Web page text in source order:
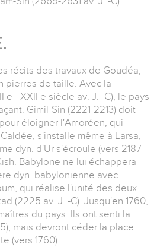
récits des travaux de Goudéa,
pierres de taille. Avec la
e - XXII e siècle av. J. -C), le pays
Gimil-Sin (2221-2213) doit
éloigner l'Amoréen, qui
s'installe même à Larsa,
dyn. d'Ur s'écroule (vers 2187
Babylone ne lui échappera
dyn. babylonienne avec
qui réalise l'unité des deux
(2225 av. J. -C). Jusqu'en 1760,
du pays. Ils ont senti la
mais devront céder la place
(vers 1760).